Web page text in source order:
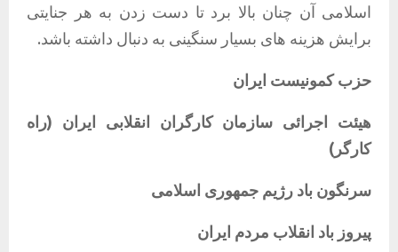
اسلامی آن چنان بالا برد تا دست زدن به هر جنایتی
برایش هزینه های بسیار سنگینی به دنبال داشته باشد.
حزب کمونیست ایران
هیئت اجرائی سازمان کارگران انقلابی ایران (راه
کارگر )
سرنگون باد رژیم جمهوری اسلامی
پیروز باد انقلاب مردم ایران